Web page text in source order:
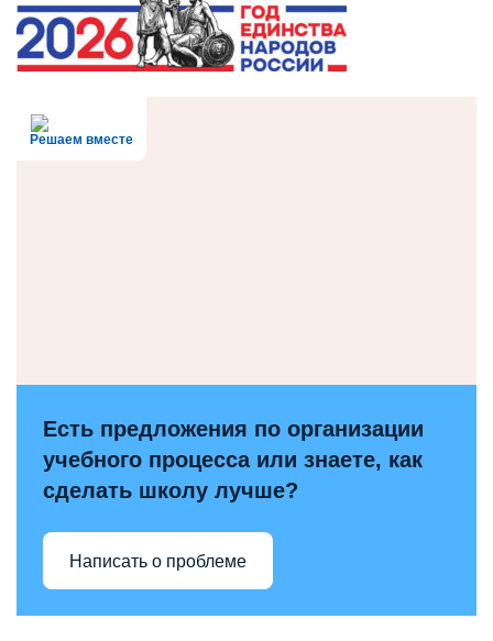
Решаем вместе
Есть предложения по организации
учебного процесса или знаете, как
сделать школу лучше?
Написать о проблеме